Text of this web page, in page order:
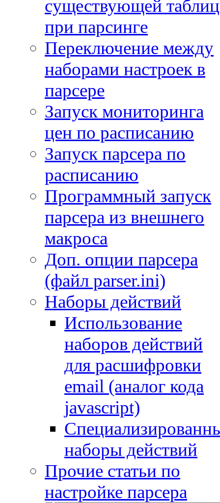
существующей
при парсинге
Переключение между
наборами настроек в
парсере
Запуск мониторинга
цен по расписанию
Запуск парсера по
расписанию
Программный запуск
парсера из внешнего
макроса
Доп. опции парсера
(файл parser.ini)
Наборы действий
Использование
наборов действий
для расшифровки
email (аналог кода
javascript)
наборы действий
Прочие статьи по
настройке парсера